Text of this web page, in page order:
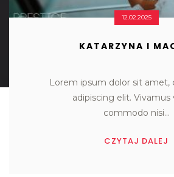
12.02.2025
KATARZYNA I
Lorem ipsum dolor sit amet,
adipiscing elit. Vivamus
commodo nisi...
CZYTAJ DALEJ